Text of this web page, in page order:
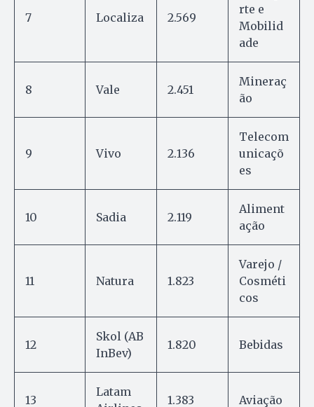
7 Localiza 2.569
rte e
Mobilid
ade
8 Vale 2.451
Mineraç
ão
9 Vivo 2.136
Telecom
unicaçõ
es
10 Sadia 2.119
Aliment
ação
11 Natura 1.823
Varejo /
Cosméti
cos
12
Skol (AB
InBev)
1.820 Bebidas
13
Latam
1.383 Aviação